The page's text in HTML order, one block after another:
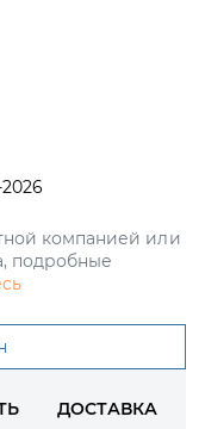
компанией или
подробные
ДОСТАВКА